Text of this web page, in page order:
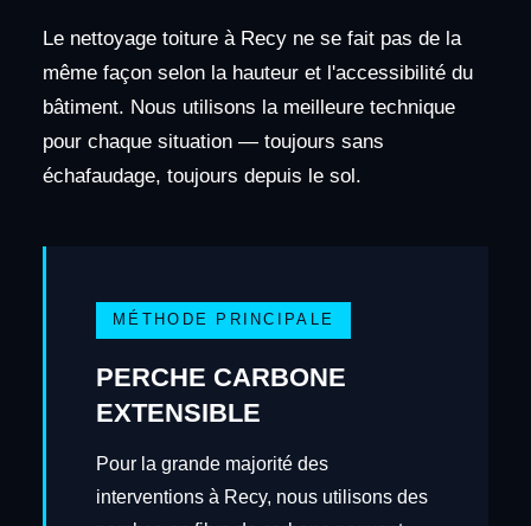
Le nettoyage toiture à Recy ne se fait pas de la
même façon selon la hauteur et l'accessibilité du
bâtiment. Nous utilisons la meilleure technique
pour chaque situation — toujours sans
échafaudage, toujours depuis le sol.
MÉTHODE PRINCIPALE
PERCHE CARBONE
EXTENSIBLE
Pour la grande majorité des
interventions à Recy, nous utilisons des